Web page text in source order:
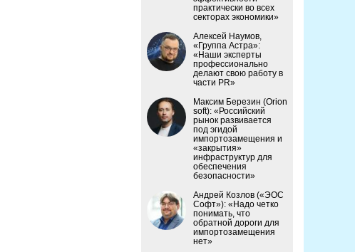
практически во всех
секторах экономики»
Алексей Наумов,
«Группа Астра»:
«Наши эксперты
профессионально
делают свою работу в
части PR»
Максим Березин (Orion
soft): «Российский
рынок развивается
под эгидой
импортозамещения и
«закрытия»
инфраструктур для
обеспечения
безопасности»
Андрей Козлов («ЭОС
Софт»): «Надо четко
понимать, что
обратной дороги для
импортозамещения
нет»